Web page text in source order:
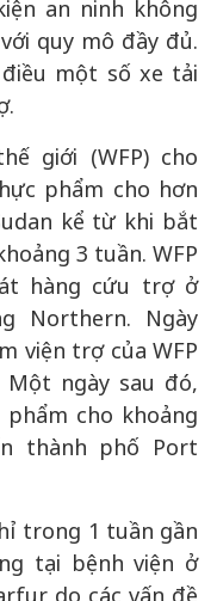
an ninh không
quy mô đầy đủ.
một số xe tải
giới (WFP) cho
phẩm cho hơn
kể từ khi bắt
3 tuần. WFP
hàng cứu trợ ở
Northern. Ngày
viện trợ của WFP
ngày sau đó,
cho khoảng
thành phố Port
trong 1 tuần gần
tại bệnh viện ở
do các vấn đề